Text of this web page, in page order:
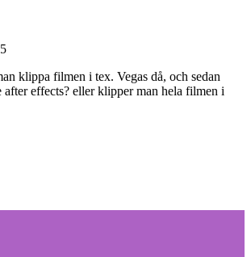
klippa filmen i tex. Vegas då, och sedan
effects? eller klipper man hela filmen i